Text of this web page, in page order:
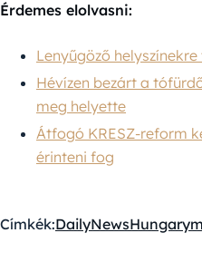
Érdemes elolvasni:
Lenyűgöző
Hévízen bezárt a
meg helyette
Átfogó KRESZ-reform
érinteni fog
Címkék:DailyNewsHungary